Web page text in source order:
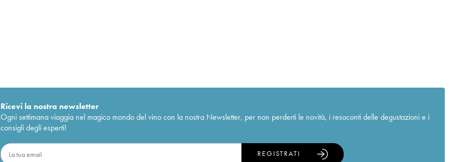
Ricevi la nostra newsletter
Ogni settimana viaggia nel magico mondo del vino con la nostra Newsletter, per non perderti le novità, i resoconti delle degustazioni e i
consigli degli esperti!
REGISTRATI